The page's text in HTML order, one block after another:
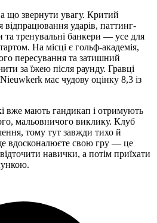
що звернути увагу. Критий
відпрацювання ударів, паттинг-
та тренувальні банкери — усе для
На місці є гольф-академія,
пересування та затишний
за їжею після раунду. Гравці
має чудову оцінку 8,3 із
вже мають гандикап і отримують
мальовничого виклику. Клуб
тому тут завжди тихо й
вдосконалюєте свою гру — це
навички, а потім приїхати